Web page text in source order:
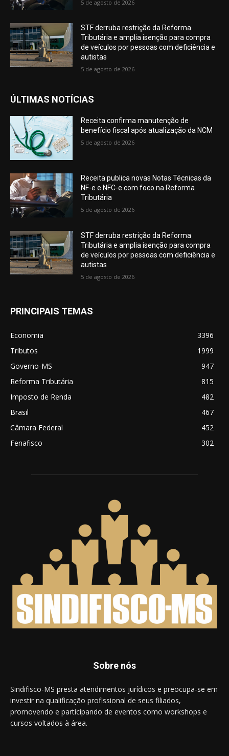
5 de agosto de 2026
STF derruba restrição da Reforma
Tributária e amplia isenção para compra
de veículos por pessoas com deficiência e
autistas
5 de agosto de 2026
ÚLTIMAS NOTÍCIAS
Receita confirma manutenção de
benefício fiscal após atualização da NCM
5 de agosto de 2026
Receita publica novas Notas Técnicas da
NF-e e NFC-e com foco na Reforma
Tributária
5 de agosto de 2026
STF derruba restrição da Reforma
Tributária e amplia isenção para compra
de veículos por pessoas com deficiência e
autistas
5 de agosto de 2026
PRINCIPAIS TEMAS
Economia
3396
Tributos
1999
Governo-MS
947
Reforma Tributária
815
Imposto de Renda
482
Brasil
467
Câmara Federal
452
Fenafisco
302
Sobre nós
Sindifisco-MS presta atendimentos jurídicos e preocupa-se em
investir na qualificação profissional de seus filiados,
promovendo e participando de eventos como workshops e
cursos voltados à área.